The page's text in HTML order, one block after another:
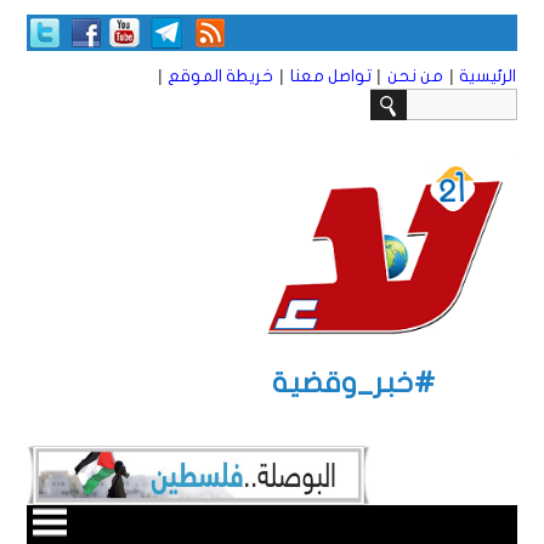
الرئيسية|من نحن|تواصل معنا|خريطة الموقع|
#خبر_وقضية